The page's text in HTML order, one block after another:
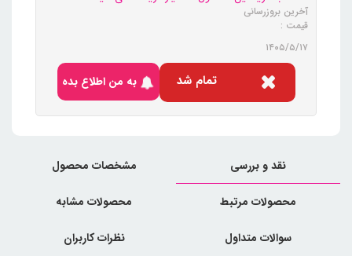
آخرین بروزرسانی
قیمت :
۱۴۰۵/۵/۱۷
تمام شد به من اطلاع بده
نقد و بررسی مشخصات محصول
محصولات مرتبط محصولات مشابه
سوالات متداول نظرات کاربران